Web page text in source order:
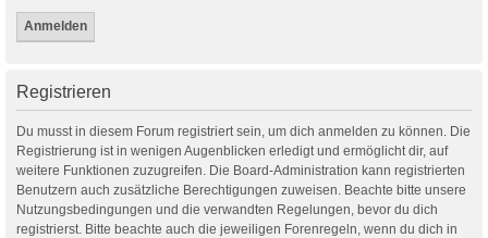
Registrieren
Du musst in diesem Forum registriert sein, um dich anmelden zu können. Die
Registrierung ist in wenigen Augenblicken erledigt und ermöglicht dir, auf
weitere Funktionen zuzugreifen. Die Board-Administration kann registrierten
Benutzern auch zusätzliche Berechtigungen zuweisen. Beachte bitte unsere
Nutzungsbedingungen und die verwandten Regelungen, bevor du dich
registrierst. Bitte beachte auch die jeweiligen Forenregeln, wenn du dich in